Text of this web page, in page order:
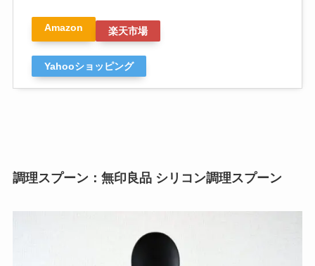
Amazon 楽天市場
Yahooショッピング
調理スプーン：無印良品 シリコン調理スプーン